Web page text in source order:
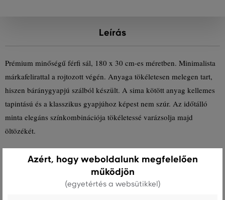
Leírás
Prémium minőségű férfi sál, 180 x 30 cm-es méretben. Minimalista
márkafelirattal a rojtozott végén. Anyaga tökéletesen melegen tart,
hiszen báránygyapjú szálból készült. A sima kötött anyag kellemes
tapintású és a klasszikus gyapjúhoz képest nem szúr. Az időtálló
minta elegáns színkombinációja tökéletessé varázsolja majd
öltözékét.
Termék kódja 9920212-623-GC-338-0
Azért, hogy weboldalunk megfelelően
működjön
(egyetértés a websütikkel)